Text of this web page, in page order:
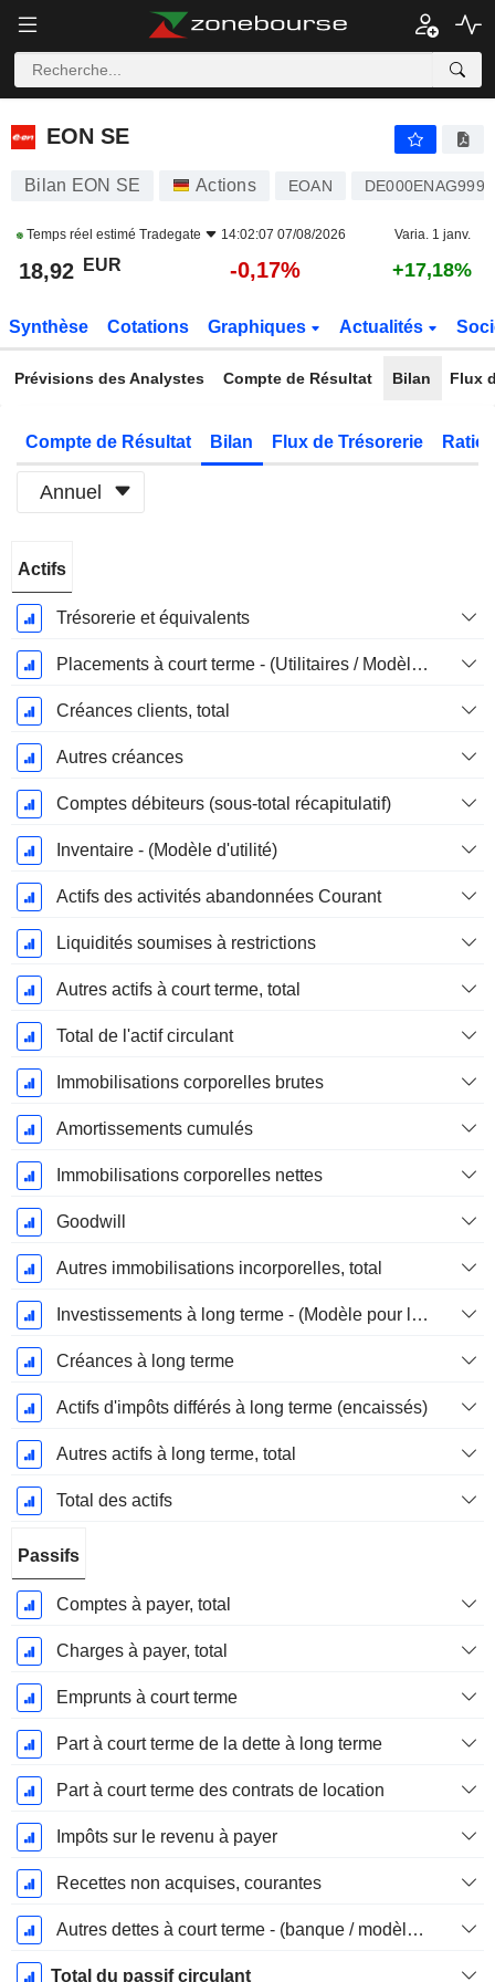
EON SE
EON SE
Bilan EON SE Actions EOAN DE000ENAG999
Temps réel estimé Tradegate 14:02:07 07/08/2026 Varia. 1 janv.
18,92 EUR -0,17% +17,18%
Synthèse Cotations Graphiques Actualités
Prévisions des Analystes Compte de Résultat Bilan Flux
Compte de Résultat Bilan Flux de Trésorerie
Annuel
Fiscale:
Décembre
Actifs
Trésorerie et équivalents
Placements à court terme - (Utilitaires / Modèles d'assurance)
Créances clients, total
Autres créances
Comptes débiteurs (sous-total récapitulatif)
Inventaire - (Modèle d'utilité)
Actifs des activités abandonnées Courant
Liquidités soumises à restrictions
Autres actifs à court terme, total
Total de l'actif circulant
Immobilisations corporelles brutes
Amortissements cumulés
Immobilisations corporelles nettes
Goodwill
Autres immobilisations incorporelles, total
Investissements à long terme - (Modèle pour les services publics)
Créances à long terme
Actifs d'impôts différés à long terme (encaissés)
Autres actifs à long terme, total
Total des actifs
Passifs
Comptes à payer, total
Charges à payer, total
Emprunts à court terme
Part à court terme de la dette à long terme
Part à court terme des contrats de location
Impôts sur le revenu à payer
Recettes non acquises, courantes
Autres dettes à court terme - (banque / modèle de service public)
Total du passif circulant